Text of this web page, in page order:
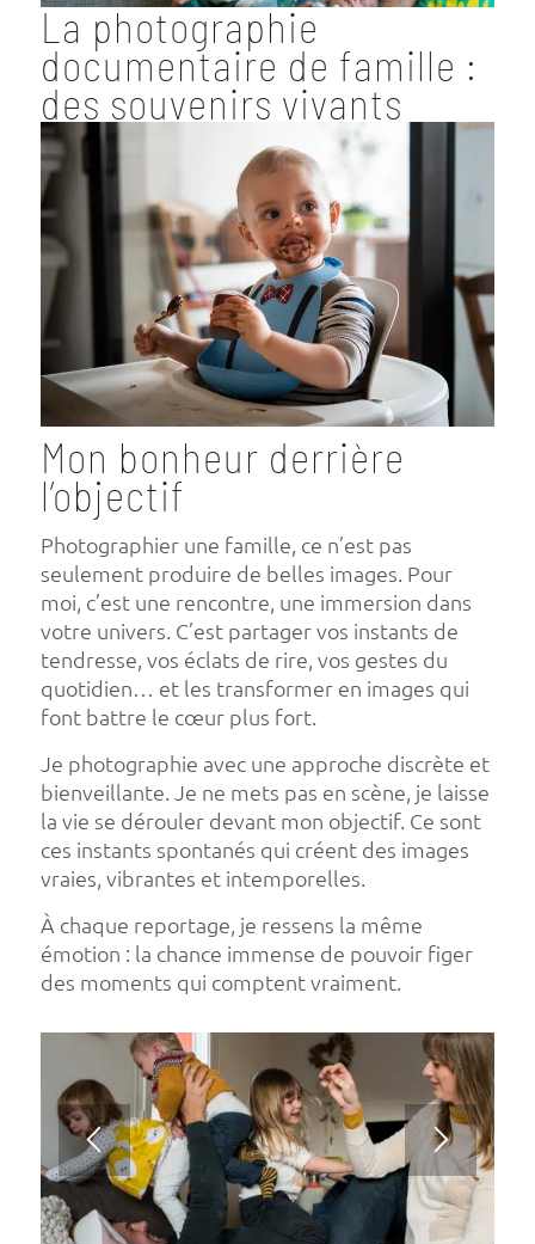
La photographie
documentaire de famille :
des souvenirs vivants
Mon bonheur derrière
l’objectif
Photographier une famille, ce n’est pas
seulement produire de belles images. Pour
moi, c’est une rencontre, une immersion dans
votre univers. C’est partager vos instants de
tendresse, vos éclats de rire, vos gestes du
quotidien… et les transformer en images qui
font battre le cœur plus fort.
Je photographie avec une approche discrète et
bienveillante. Je ne mets pas en scène, je laisse
la vie se dérouler devant mon objectif. Ce sont
ces instants spontanés qui créent des images
vraies, vibrantes et intemporelles.
À chaque reportage, je ressens la même
émotion : la chance immense de pouvoir figer
des moments qui comptent vraiment.